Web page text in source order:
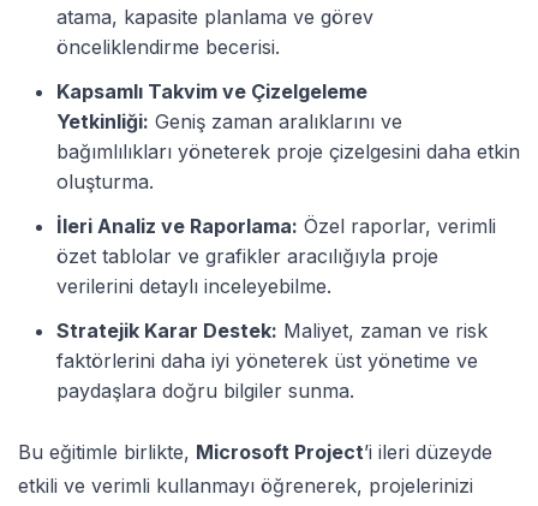
atama, kapasite planlama ve görev
önceliklendirme becerisi.
Kapsamlı Takvim ve Çizelgeleme
Yetkinliği: Geniş zaman aralıklarını ve
bağımlılıkları yöneterek proje çizelgesini daha etkin
oluşturma.
İleri Analiz ve Raporlama: Özel raporlar, verimli
özet tablolar ve grafikler aracılığıyla proje
verilerini detaylı inceleyebilme.
Stratejik Karar Destek: Maliyet, zaman ve risk
faktörlerini daha iyi yöneterek üst yönetime ve
paydaşlara doğru bilgiler sunma.
Bu eğitimle birlikte, Microsoft Project’i ileri düzeyde
etkili ve verimli kullanmayı öğrenerek, projelerinizi